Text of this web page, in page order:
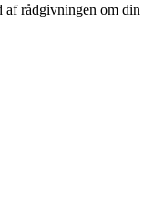
af rådgivningen om din